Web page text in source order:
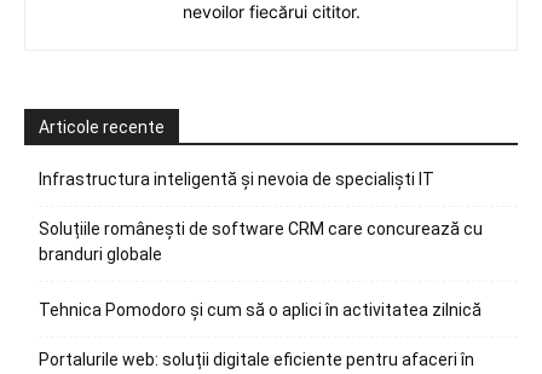
nevoilor fiecărui cititor.
Articole recente
Infrastructura inteligentă și nevoia de specialiști IT
Soluțiile românești de software CRM care concurează cu
branduri globale
Tehnica Pomodoro și cum să o aplici în activitatea zilnică
Portalurile web: soluții digitale eficiente pentru afaceri în